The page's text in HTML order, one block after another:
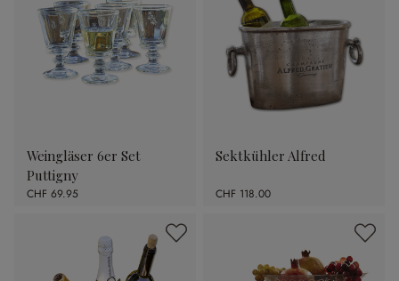
Weingläser 6er Set
Puttigny
CHF 69.95
Sektkühler Alfred
CHF 118.00